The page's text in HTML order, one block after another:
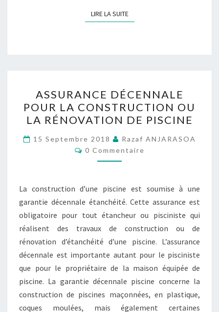
LIRE LA SUITELIRE LA SUITE
DÉCENNALE
POUR
LA
CONSTRUCTION
OU
LA
DE
PISCINE
ASSURANCE DÉCENNALE
POUR LA CONSTRUCTION OU
LA RÉNOVATION DE PISCINE
15 Septembre 2018
Razaf ANJARASOA
Commentaires
0 Commentaire
La construction d’une piscine est soumise à une
garantie décennale étanchéité. Cette assurance est
obligatoire pour tout étancheur ou pisciniste qui
réalisent des travaux de construction ou de
rénovation d’étanchéité d’une piscine. L’assurance
décennale est importante autant pour le pisciniste
que pour le propriétaire de la maison équipée de
piscine. La garantie décennale piscine concerne la
construction de piscines maçonnées, en plastique,
coques moulées, mais également certaines